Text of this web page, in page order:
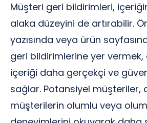
Müşteri geri bildirimleri,
alaka düzeyini de artırabilir.
yazısında veya ürün
geri bildirimlerine yer vermek,
içeriği daha gerçekçi ve
sağlar. Potansiyel müşteriler,
müşterilerin olumlu veya